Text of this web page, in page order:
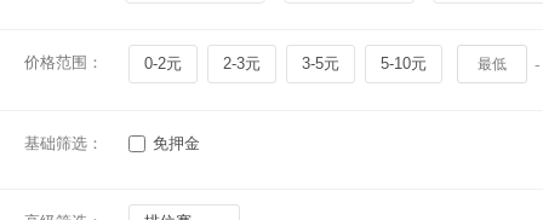
价格范围： 0-2元 2-3元 3-5元 5-10元 -
基础筛选： 免押金